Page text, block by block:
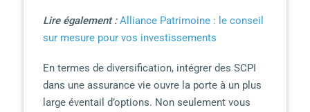
Lire également : Alliance Patrimoine : le conseil
sur mesure pour vos investissements
En termes de diversification, intégrer des SCPI
dans une assurance vie ouvre la porte à un plus
large éventail d’options. Non seulement vous